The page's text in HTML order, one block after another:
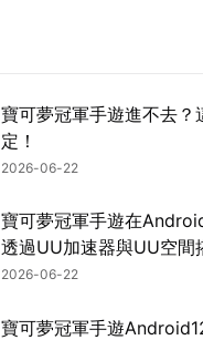
寶可夢冠軍手遊進不去？
定！
2026-06-22
寶可夢冠軍手遊在
透過UU加速器與UU空間
鬆搞定！
2026-06-22
寶可夢冠軍手遊